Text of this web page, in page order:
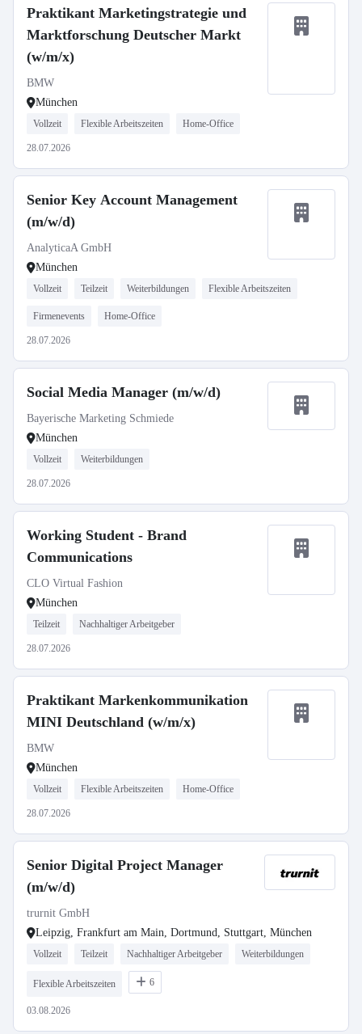
Praktikant Marketingstrategie und
Marktforschung Deutscher Markt
(w/m/x)
BMW
München
Vollzeit Flexible Arbeitszeiten Home-Office
28.07.2026
Senior Key Account Management
(m/w/d)
AnalyticaA GmbH
München
Vollzeit Teilzeit Weiterbildungen Flexible Arbeitszeiten
Firmenevents Home-Office
28.07.2026
Social Media Manager (m/w/d)
Bayerische Marketing Schmiede
München
Vollzeit Weiterbildungen
28.07.2026
Working Student - Brand
Communications
CLO Virtual Fashion
München
Teilzeit Nachhaltiger Arbeitgeber
28.07.2026
Praktikant Markenkommunikation
MINI Deutschland (w/m/x)
BMW
München
Vollzeit Flexible Arbeitszeiten Home-Office
28.07.2026
Senior Digital Project Manager
(m/w/d)
trurnit GmbH
Leipzig, Frankfurt am Main, Dortmund, Stuttgart, München
Vollzeit Teilzeit Nachhaltiger Arbeitgeber Weiterbildungen
Flexible Arbeitszeiten 6
03.08.2026